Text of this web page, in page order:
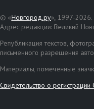
© «Новгород.ру», 1997-2026.
Адрес редакции: Великий
Републикация текстов,
письменного разрешения
Материалы, помеченные
Свидетельство о